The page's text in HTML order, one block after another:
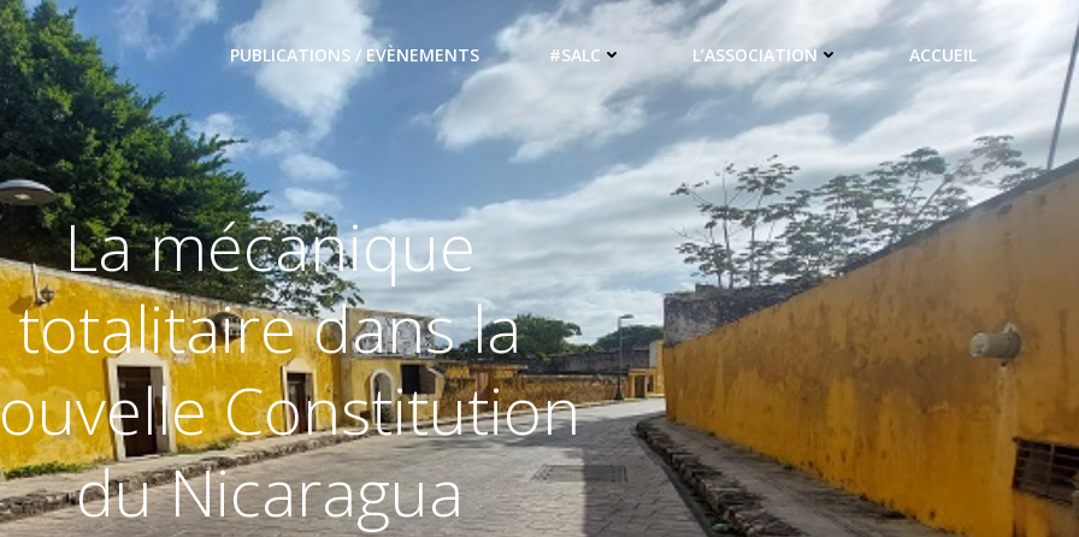
PUBLICATIONS / EVÈNEMENTS #SALC L’ASSOCIATION ACCUEIL
La mécanique
totalitaire dans la
Constitution
du Nicaragua